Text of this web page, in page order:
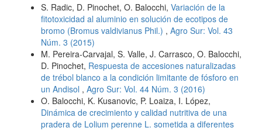
S. Radic, D. Pinochet, O. Balocchi, Variación de la
fitotoxicidad al aluminio en solución de ecotipos de
bromo (Bromus valdivianus Phil.) , Agro Sur: Vol. 43
Núm. 3 (2015)
M. Pereira-Carvajal, S. Valle, J. Carrasco, O. Balocchi,
D. Pinochet, Respuesta de accesiones naturalizadas
de trébol blanco a la condición limitante de fósforo en
un Andisol , Agro Sur: Vol. 44 Núm. 3 (2016)
O. Balocchi, K. Kusanovic, P. Loaiza, I. López,
Dinámica de crecimiento y calidad nutritiva de una
pradera de Lolium perenne L. sometida a diferentes